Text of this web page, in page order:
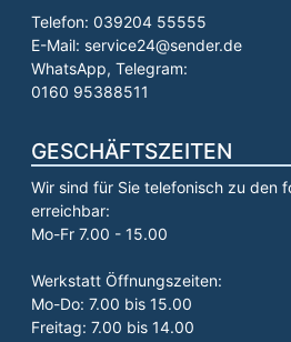
Telefon: 039204 55555
E-Mail: service24@sender.de
WhatsApp, Telegram:
0160 95388511
GESCHÄFTSZEITEN
Wir sind für Sie telefonisch zu den
erreichbar:
Mo-Fr 7.00 - 15.00
Werkstatt Öffnungszeiten:
Mo-Do: 7.00 bis 15.00
Freitag: 7.00 bis 14.00